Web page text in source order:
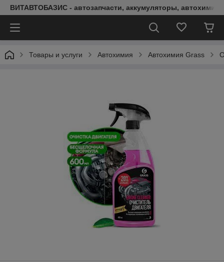
ВИТАВТОБАЗИС - автозапчасти, аккумуляторы, автохимия,
Товары и услуги Автохимия Автохимия Grass